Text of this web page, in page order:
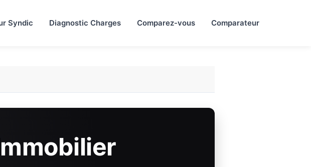
Syndic Diagnostic Charges Comparez-vous Comparateur